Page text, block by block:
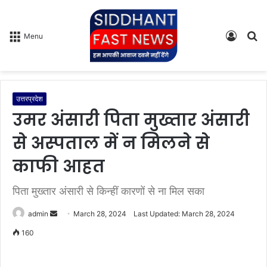
Menu
Log
उत्तरप्रदेश
उमर अंसारी पिता मुख्तार अंसारी
से अस्पताल में न मिलने से
काफी आहत
पिता मुख्तार अंसारी से किन्हीं कारणों से ना मिल सका
admin March 28, 2024 Last Updated: March 28, 2024
160